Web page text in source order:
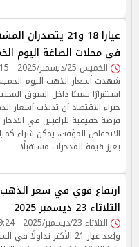
عيارا 18 و21
في محلات الصاغة اليوم
الخميس 25/ديسمبر/2025 - 11:15 ص
استقرارًا نسبيًا داخل السوق
خبراء الاقتصاد أن تذبذب أسعار
فرصة حقيقية للراغبين في
الانخفاض المؤقت، يمكن شراء
يعزز قيمة المدخرات مستقبلًا
ارتفاع قوي في سعر
الثلاثاء 23 ديسمبر 2025
الثلاثاء 23/ديسمبر/2025 - 09:24 ص
ويُعد عيار 21 الأكثر